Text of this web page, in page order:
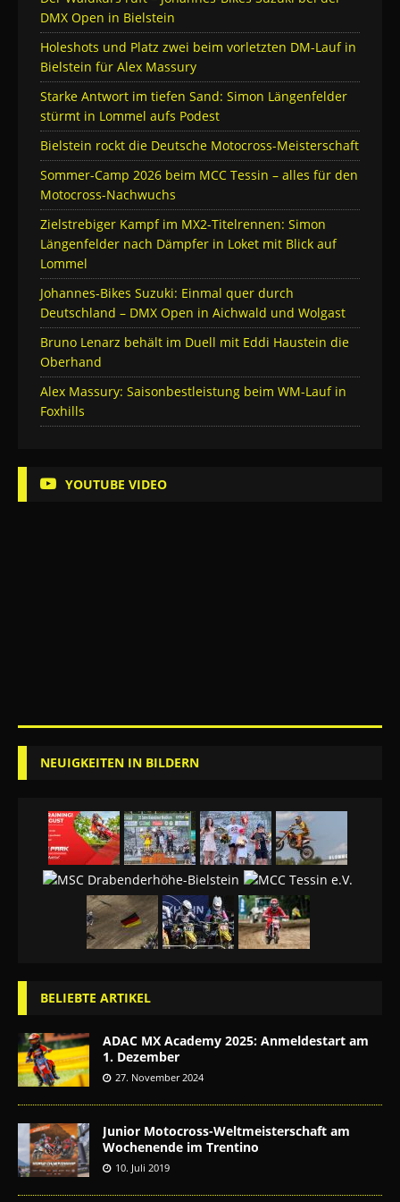
DMX Open in Bielstein
Holeshots und Platz zwei beim vorletzten DM-Lauf in
Bielstein für Alex Massury
Starke Antwort im tiefen Sand: Simon Längenfelder
stürmt in Lommel aufs Podest
Bielstein rockt die Deutsche Motocross-Meisterschaft
Sommer-Camp 2026 beim MCC Tessin – alles für den
Motocross-Nachwuchs
Zielstrebiger Kampf im MX2-Titelrennen: Simon
Längenfelder nach Dämpfer in Loket mit Blick auf
Lommel
Johannes-Bikes Suzuki: Einmal quer durch
Deutschland – DMX Open in Aichwald und Wolgast
Bruno Lenarz behält im Duell mit Eddi Haustein die
Oberhand
Alex Massury: Saisonbestleistung beim WM-Lauf in
Foxhills
YOUTUBE VIDEO
NEUIGKEITEN IN BILDERN
BELIEBTE ARTIKEL
ADAC MX Academy 2025: Anmeldestart am
1. Dezember
27. November 2024
Junior Motocross-Weltmeisterschaft am
Wochenende im Trentino
10. Juli 2019